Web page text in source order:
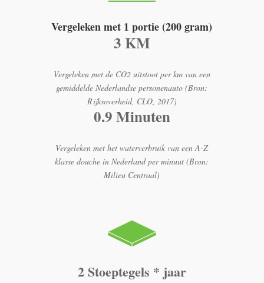
Vergeleken met 1 portie (200 gram)
3 KM
Vergeleken met de CO2 uitstoot per km van een
gemiddelde Nederlandse personenauto (Bron:
Rijksoverheid, CLO, 2017)
0.9 Minuten
Vergeleken met het waterverbruik van een A-Z
klasse douche in Nederland per minuut (Bron:
Milieu Centraal)
2 Stoeptegels * jaar